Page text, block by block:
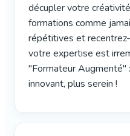
décupler votre
formations comme
répétitives et
votre expertise est
"Formateur Augmenté"
innovant, plus serein !